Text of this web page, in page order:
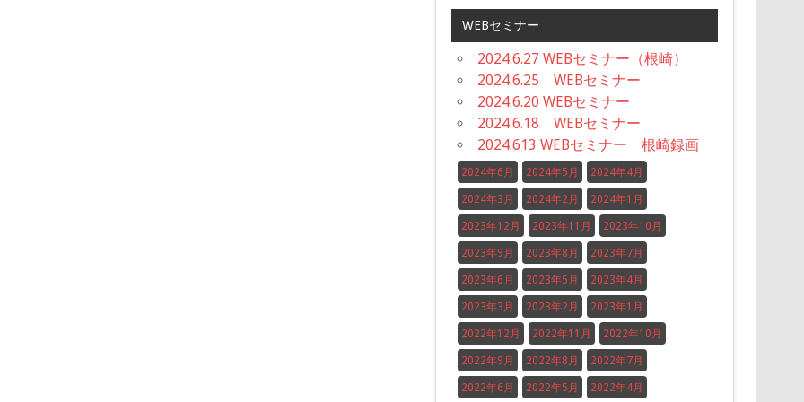
WEBセミナー
2024.6.27 WEBセミナー（根崎）
2024.6.25 WEBセミナー
2024.6.20 WEBセミナー
2024.6.18 WEBセミナー
2024.613 WEBセミナー 根崎録画
2024年6月 2024年5月 2024年4月
2024年3月 2024年2月 2024年1月
2023年12月 2023年11月 2023年10月
2023年9月 2023年8月 2023年7月
2023年6月 2023年5月 2023年4月
2023年3月 2023年2月 2023年1月
2022年12月 2022年11月 2022年10月
2022年9月 2022年8月 2022年7月
2022年6月 2022年5月 2022年4月